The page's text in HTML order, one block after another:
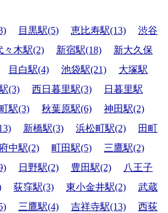
目黒駅(5) 恵比寿駅(13)
渋谷
々木駅(2) 新宿駅(18)
新大久保
目白駅(4) 池袋駅(21)
大塚駅
(3) 西日暮里駅(3)
日暮里駅
駅(3) 秋葉原駅(6)
神田駅(2)
新橋駅(3) 浜松町駅(2)
田町
中駅(2) 町田駅(5)
三鷹駅(2)
日野駅(2) 豊田駅(2)
八王子
荻窪駅(3) 東小金井駅(2)
武蔵
三鷹駅(4) 吉祥寺駅(13)
西荻